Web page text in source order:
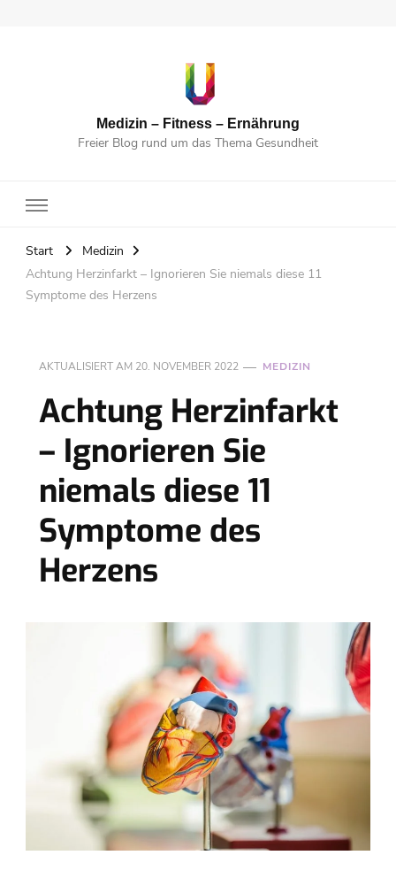
Medizin – Fitness – Ernährung
Freier Blog rund um das Thema Gesundheit
Start
Medizin
Achtung Herzinfarkt – Ignorieren Sie niemals diese 11
Symptome des Herzens
AKTUALISIERT AM 20. NOVEMBER 2022 MEDIZIN
Achtung Herzinfarkt
– Ignorieren Sie
niemals diese 11
Symptome des
Herzens